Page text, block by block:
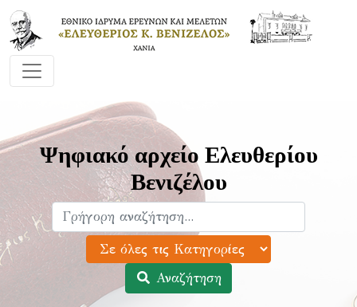
Ψηφιακό αρχείο Ελευθερίου
Βενιζέλου
Αναζήτηση